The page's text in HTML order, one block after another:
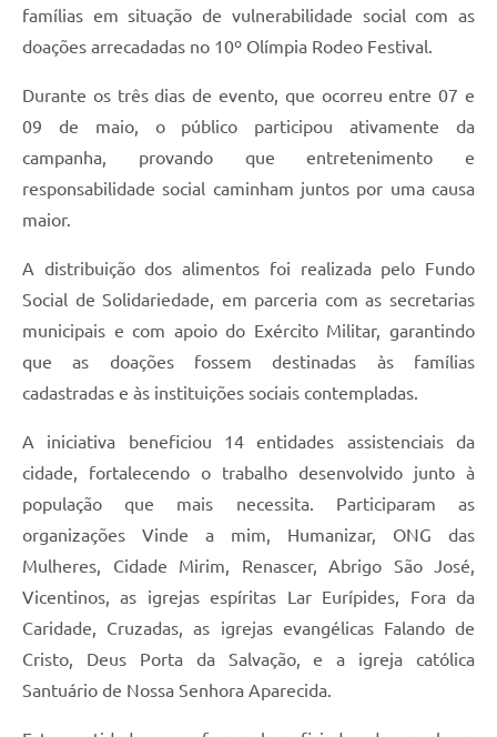
famílias em situação de vulnerabilidade social com as
doações arrecadadas no 10º Olímpia Rodeo Festival.
Durante os três dias de evento, que ocorreu entre 07 e
09 de maio, o público participou ativamente da
campanha, provando que entretenimento e
responsabilidade social caminham juntos por uma causa
maior.
A distribuição dos alimentos foi realizada pelo Fundo
Social de Solidariedade, em parceria com as secretarias
municipais e com apoio do Exército Militar, garantindo
que as doações fossem destinadas às famílias
cadastradas e às instituições sociais contempladas.
A iniciativa beneficiou 14 entidades assistenciais da
cidade, fortalecendo o trabalho desenvolvido junto à
população que mais necessita. Participaram as
organizações Vinde a mim, Humanizar, ONG das
Mulheres, Cidade Mirim, Renascer, Abrigo São José,
Vicentinos, as igrejas espíritas Lar Eurípides, Fora da
Caridade, Cruzadas, as igrejas evangélicas Falando de
Cristo, Deus Porta da Salvação, e a igreja católica
Santuário de Nossa Senhora Aparecida.